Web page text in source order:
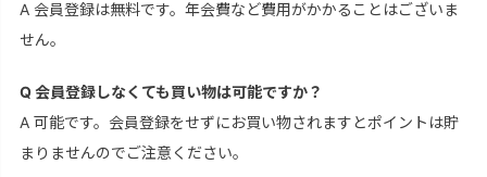
A 会員登録は無料です。年会費など費用がかかることはございま
せん。
Q 会員登録しなくても買い物は可能ですか？
A 可能です。会員登録をせずにお買い物されますとポイントは貯
まりませんのでご注意ください。